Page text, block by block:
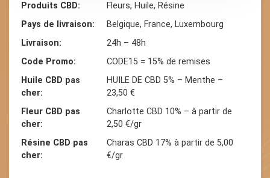
Produits CBD
Fleurs, Huile, Résine
Pays de livraison
Belgique, France, Luxembourg
Livraison
24h – 48h
Code Promo
CODE15 = 15% de remises
Huile CBD pas
cher
HUILE DE CBD 5% – Menthe –
23,50 €
Fleur CBD pas
cher
Charlotte CBD 10% – à partir de
2,50 €/gr
Résine CBD pas
cher
Charas CBD 17% à partir de 5,00
€/gr